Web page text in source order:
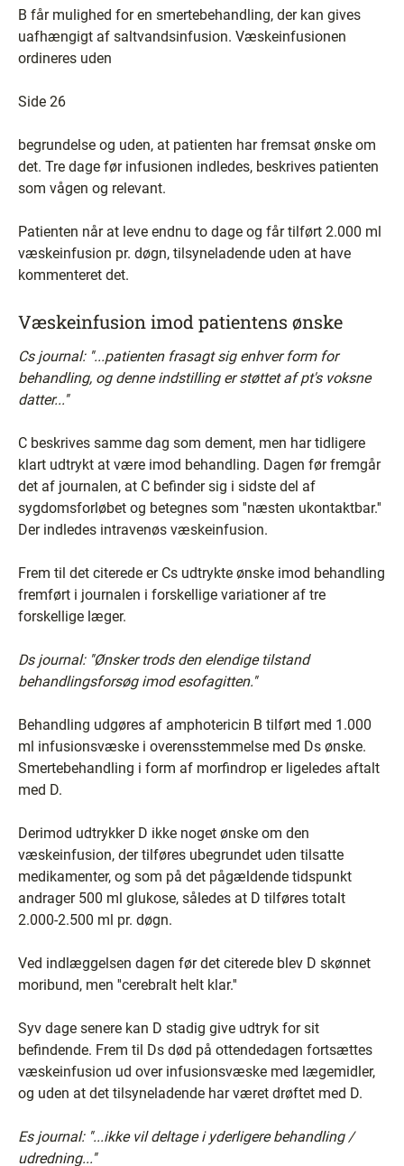
B får mulighed for en smertebehandling, der kan gives
uafhængigt af saltvandsinfusion. Væskeinfusionen
ordineres uden
Side 26
begrundelse og uden, at patienten har fremsat ønske om
det. Tre dage før infusionen indledes, beskrives patienten
som vågen og relevant.
Patienten når at leve endnu to dage og får tilført 2.000 ml
væskeinfusion pr. døgn, tilsyneladende uden at have
kommenteret det.
Væskeinfusion imod patientens ønske
Cs journal: ''...patienten frasagt sig enhver form for
behandling, og denne indstilling er støttet af pt's voksne
datter...''
C beskrives samme dag som dement, men har tidligere
klart udtrykt at være imod behandling. Dagen før fremgår
det af journalen, at C befinder sig i sidste del af
sygdomsforløbet og betegnes som ''næsten ukontaktbar.''
Der indledes intravenøs væskeinfusion.
Frem til det citerede er Cs udtrykte ønske imod behandling
fremført i journalen i forskellige variationer af tre
forskellige læger.
Ds journal: ''Ønsker trods den elendige tilstand
behandlingsforsøg imod esofagitten.''
Behandling udgøres af amphotericin B tilført med 1.000
ml infusionsvæske i overensstemmelse med Ds ønske.
Smertebehandling i form af morfindrop er ligeledes aftalt
med D.
Derimod udtrykker D ikke noget ønske om den
væskeinfusion, der tilføres ubegrundet uden tilsatte
medikamenter, og som på det pågældende tidspunkt
andrager 500 ml glukose, således at D tilføres totalt
2.000-2.500 ml pr. døgn.
Ved indlæggelsen dagen før det citerede blev D skønnet
moribund, men ''cerebralt helt klar.''
Syv dage senere kan D stadig give udtryk for sit
befindende. Frem til Ds død på ottendedagen fortsættes
væskeinfusion ud over infusionsvæske med lægemidler,
og uden at det tilsyneladende har været drøftet med D.
Es journal: ''...ikke vil deltage i yderligere behandling /
udredning...''